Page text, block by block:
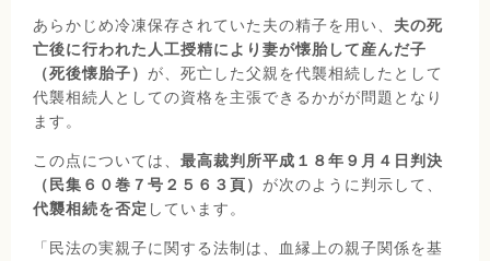
あらかじめ冷凍保存されていた夫の精子を用い、 夫の死
亡後に行われた人工授精により妻が懐胎して産んだ子
（死後懐胎子） が、死亡した父親を代襲相続したとして
代襲相続人としての資格を主張できるかがが問題となり
ます。
この点については、最高裁判所平成１８年９月４日判決
（民集６０巻７号２５６３頁） が次のように判示して、
代襲相続を否定 しています。
「民法の実親子に関する法制は、血縁上の親子関係を基